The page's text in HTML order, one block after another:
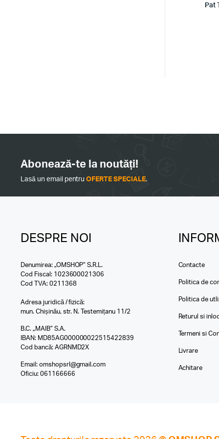
Pat
Abonează-te la noutăți!
Lasă un email pentruOFERTE SPECIALE.
DESPRE NOI
Denumirea: „OMSHOP” S.R.L.
Cod Fiscal: 1023600021306
Cod TVA: 0211368
Adresa juridică / fizică:
mun. Chișinău, str. N. Testemițanu 11/2
B.C. „MAIB” S.A.
IBAN: MD85AG000000022515422839
Cod bancă: AGRNMD2X
Email: omshopsrl@gmail.com
Oficiu: 061166666
Contacte
Politica de
Politica de
Returul si
Termeni si
Livrare
Achitare